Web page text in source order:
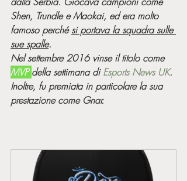
Shen, Trundle e Maokai, ed era molto
famoso perché si portava la squadra sulle
sue spalle.
Nel settembre 2016 vinse il titolo come
MVP della settimana di Esports News UK.
Inoltre, fu premiata in particolare la sua
prestazione come Gnar.